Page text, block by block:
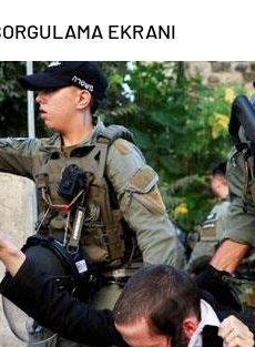
EKRANI